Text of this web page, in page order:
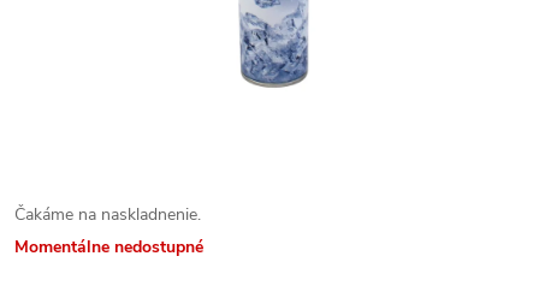
Čakáme na naskladnenie.
Momentálne nedostupné